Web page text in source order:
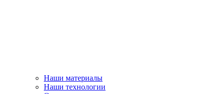
Наши материалы
Наши технологии